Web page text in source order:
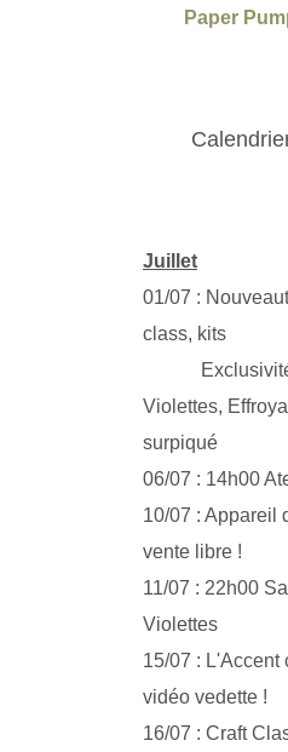
Paper
Juillet
01/07 :
class, kits
Exclusivités
Violettes,
surpiqué
06/07 : 14h00
10/07 : Appareil
vente libre !
11/07 : 22h00
Violettes
15/07 : L'Accent
vidéo vedette !
16/07 : Craft